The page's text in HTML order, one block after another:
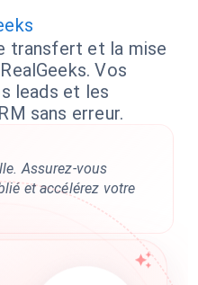
transfert et la mise
Vos
leads et les
sans erreur.
Assurez-vous
et accélérez votre